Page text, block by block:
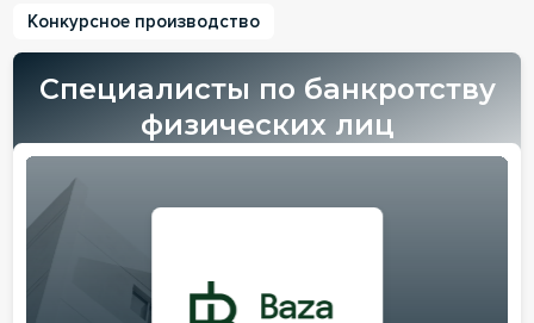
Конкурсное производство
Специалисты по банкротству
физических лиц